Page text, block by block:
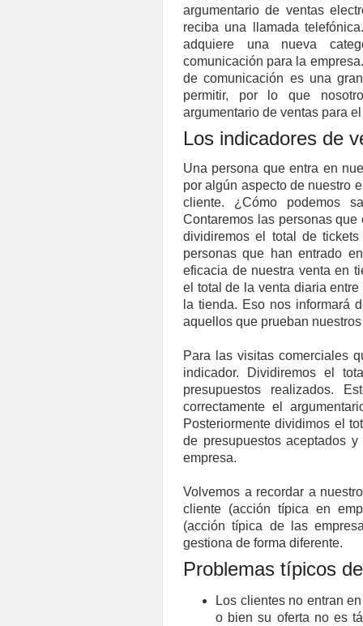
argumentario de ventas
reciba una llamada
adquiere una nueva
comunicación para la
de comunicación es una
permitir, por lo que
argumentario de ventas para
Los indicadores de
Una persona que entra en
por algún aspecto de nuestro
cliente. ¿Cómo podemos
Contaremos las personas
dividiremos el total de
personas que han entrado
eficacia de nuestra venta en
el total de la venta diaria
la tienda. Eso nos informará
aquellos que prueban
Para las visitas comerciales
indicador. Dividiremos el
presupuestos realizados.
correctamente el
Posteriormente dividimos el
de presupuestos aceptados
empresa.
Volvemos a recordar a
cliente (acción típica en
(acción típica de las
gestiona de forma diferente.
Problemas típicos
Los clientes no entran
o bien su oferta no es